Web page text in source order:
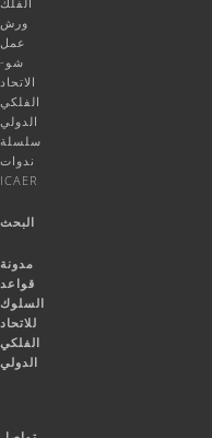
ورش
عمل
شو-
الاتحاد
الفلكي
الدولي
سلسلة
ندوات
ICAER
البحث
مدونة
قواعد
السلوك
للاتحاد
الفلكي
الدولي